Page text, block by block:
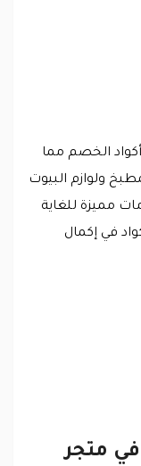
الخصم مما
ولوازم البيوت
مميزة للغاية
في إكمال
في متجر